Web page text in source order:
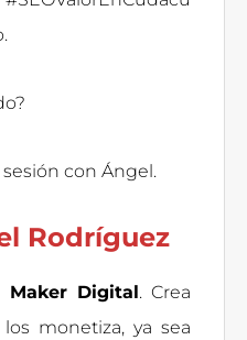
con Ángel.
Rodríguez
Maker Digital. Crea
monetiza, ya sea